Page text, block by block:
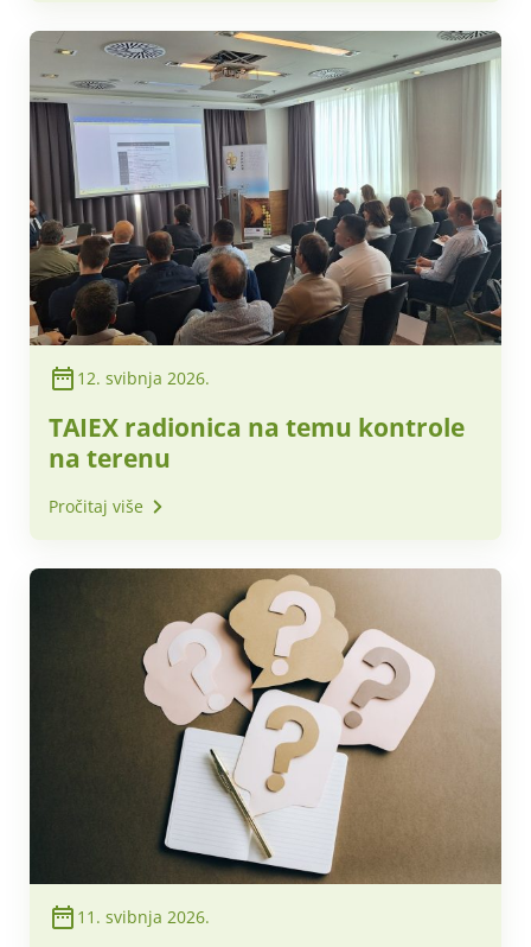
12. svibnja 2026.
TAIEX radionica na temu kontrole
na terenu
Pročitaj više
11. svibnja 2026.